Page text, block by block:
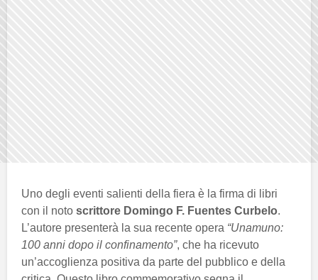
Uno degli eventi salienti della fiera è la firma di libri
con il noto scrittore Domingo F. Fuentes Curbelo.
L’autore presenterà la sua recente opera “Unamuno:
100 anni dopo il confinamento”, che ha ricevuto
un’accoglienza positiva da parte del pubblico e della